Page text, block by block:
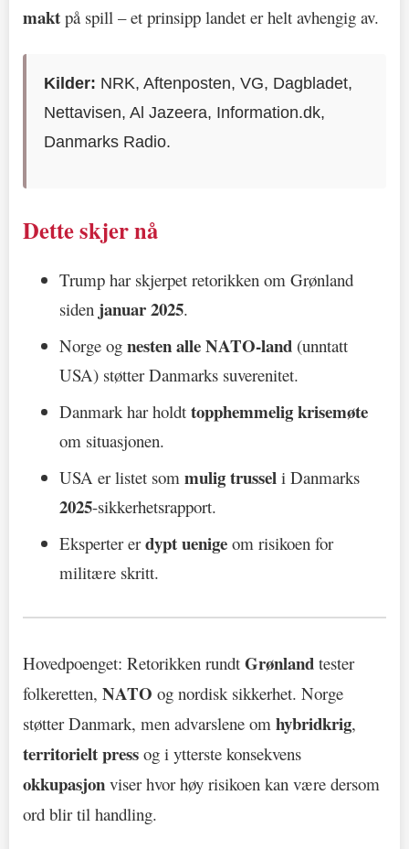
makt på spill – et prinsipp landet er helt avhengig av.
Kilder: NRK, Aftenposten, VG, Dagbladet,
Nettavisen, Al Jazeera, Information.dk,
Danmarks Radio.
Dette skjer nå
Trump har skjerpet retorikken om Grønland
siden januar 2025.
Norge og nesten alle NATO-land (unntatt
USA) støtter Danmarks suverenitet.
Danmark har holdt topphemmelig krisemøte
om situasjonen.
USA er listet som mulig trussel i Danmarks
2025-sikkerhetsrapport.
Eksperter erdypt uenige om risikoen for
militære skritt.
Hovedpoenget: Retorikken rundt Grønland tester
folkeretten, NATO og nordisk sikkerhet. Norge
støtter Danmark, men advarslene om hybridkrig,
territorielt press og i ytterste konsekvens
okkupasjon viser hvor høy risikoen kan være dersom
ord blir til handling.